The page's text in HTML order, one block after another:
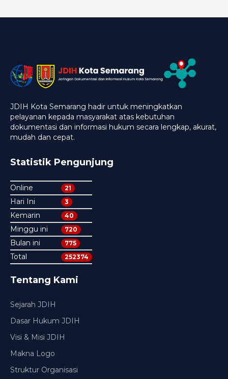
JDIH Kota Semarang hadir untuk meningkatkan
pelayanan kepada masyarakat atas kebutuhan
dokumentasi dan informasi hukum secara lengkap, akurat,
mudah dan cepat.
Statistik Pengunjung
Online 21
Hari Ini 3
Kemarin 40
Minggu ini 720
Bulan ini 775
Total 252374
Tentang Kami
Sejarah JDIH
Dasar Hukum JDIH
Visi & Misi JDIH
Makna Logo
Struktur Organisasi